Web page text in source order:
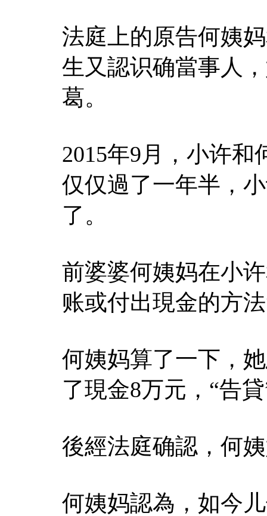
法庭上的原告何姨
生又認识确當事人
葛。
2015年9月，小许
仅仅過了一年半，
了。
前婆婆何姨妈在小
账或付出現金的方
何姨妈算了一下，
了現金8万元，“告
後經法庭确認，何
何姨妈認為，如今